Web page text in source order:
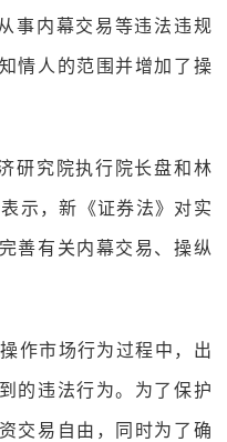
事内幕交易等违法违规
情人的范围并增加了操
研究院执行院长盘和林
示，新《证券法》对实
善有关内幕交易、操纵
作市场行为过程中，出
的违法行为。为了保护
交易自由，同时为了确